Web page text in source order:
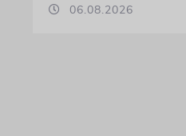
06.08.2026